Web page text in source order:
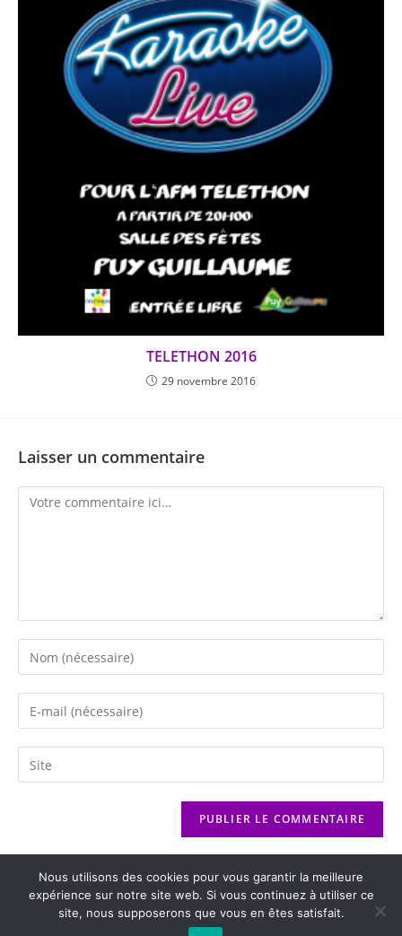
TELETHON 2016
29 novembre 2016
Laisser un commentaire
Nous utilisons des cookies pour vous garantir la meilleure
expérience sur notre site web. Si vous continuez à utiliser ce
site, nous supposerons que vous en êtes satisfait.